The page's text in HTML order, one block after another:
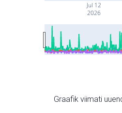
Jul 12
2026
Graafik viimati